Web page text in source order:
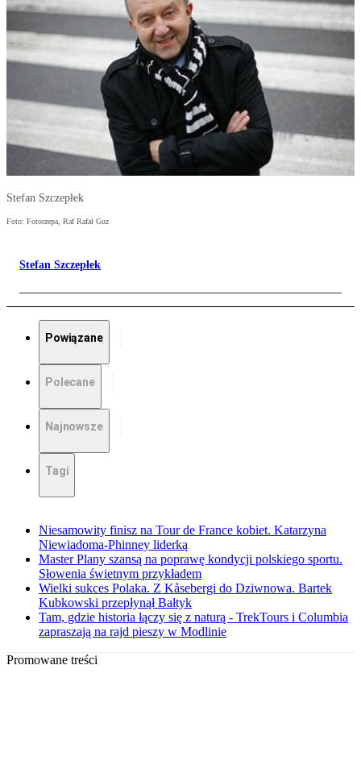
Stefan Szczepłek
Foto: Fotorzepa, Raf Rafał Guz
Stefan Szczepłek
Powiązane
Polecane
Najnowsze
Tagi
Niesamowity finisz na Tour de France kobiet. Katarzyna
Niewiadoma-Phinney liderką
Master Plany szansą na poprawę kondycji polskiego sportu.
Słowenia świetnym przykładem
Wielki sukces Polaka. Z Kåsebergi do Dziwnowa. Bartek
Kubkowski przepłynął Bałtyk
Tam, gdzie historia łączy się z naturą - TrekTours i Columbia
zapraszają na rajd pieszy w Modlinie
Promowane treści